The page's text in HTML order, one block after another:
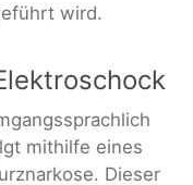
wird.
mithilfe eines
Dieser